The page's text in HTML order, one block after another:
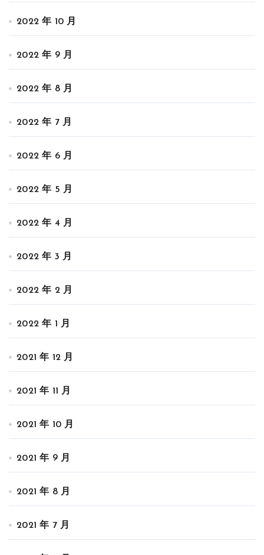
2022 年 10 月
2022 年 9 月
2022 年 8 月
2022 年 7 月
2022 年 6 月
2022 年 5 月
2022 年 4 月
2022 年 3 月
2022 年 2 月
2022 年 1 月
2021 年 12 月
2021 年 11 月
2021 年 10 月
2021 年 9 月
2021 年 8 月
2021 年 7 月